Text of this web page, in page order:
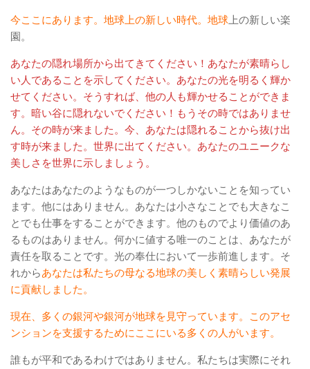
今ここにあります。地球上の新しい時代。地球上の新しい楽
園。
あなたの隠れ場所から出てきてください！あなたが素晴らし
い人であることを示してください。あなたの光を明るく輝か
せてください。そうすれば、他の人も輝かせることができま
す。暗い谷に隠れないでください！もうその時ではありませ
ん。その時が来ました。今、あなたは隠れることから抜け出
す時が来ました。世界に出てください。あなたのユニークな
美しさを世界に示しましょう。
あなたはあなたのようなものが一つしかないことを知ってい
ます。他にはありません。あなたは小さなことでも大きなこ
とでも仕事をすることができます。他のものでより価値のあ
るものはありません。何かに値する唯一のことは、あなたが
責任を取ることです。光の奉仕において一歩前進します。そ
れからあなたは私たちの母なる地球の美しく素晴らしい発展
に貢献しました。
現在、多くの銀河や銀河が地球を見守っています。このアセ
ンションを支援するためにここにいる多くの人がいます。
誰もが平和であるわけではありません。私たちは実際にそれ